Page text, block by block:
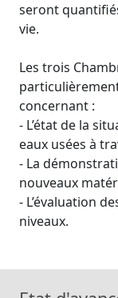
seront
vie.
Les trois
concernant :
- L’état de la
eaux usées à
- La
nouveaux
- L’évaluation
niveaux.